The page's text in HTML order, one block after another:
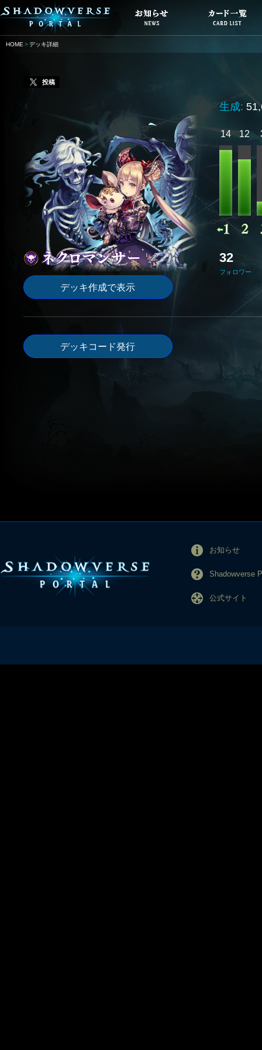
HOME デッキ詳細
投稿
デッキ作成で表示
生成:
14 12
32
フォロワー
デッキコード発行
お知らせ
Shadowverse
公式サイト